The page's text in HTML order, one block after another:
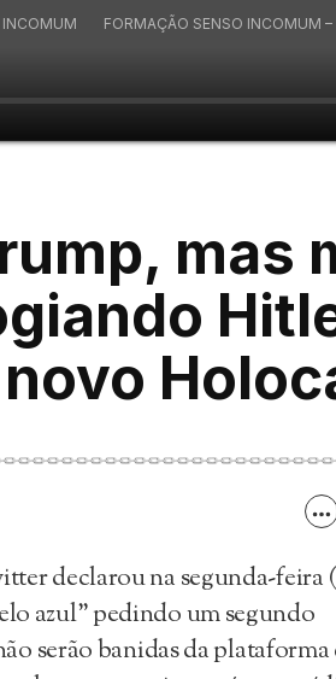
INCOMUM FORMAÇÃO SENSO INCOMUM –
mas
declarou na segunda-feira
azul” pedindo um segundo
serão banidas da plataforma